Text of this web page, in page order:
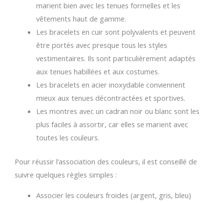
marient bien avec les tenues formelles et les
vêtements haut de gamme.
Les bracelets en cuir sont polyvalents et peuvent
être portés avec presque tous les styles
vestimentaires. Ils sont particulièrement adaptés
aux tenues habillées et aux costumes.
Les bracelets en acier inoxydable conviennent
mieux aux tenues décontractées et sportives.
Les montres avec un cadran noir ou blanc sont les
plus faciles à assortir, car elles se marient avec
toutes les couleurs.
Pour réussir l’association des couleurs, il est conseillé de
suivre quelques règles simples :
Associer les couleurs froides (argent, gris, bleu)